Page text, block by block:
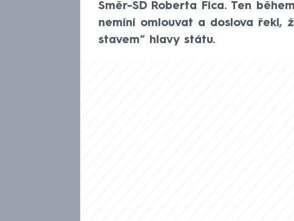
Směr-SD Roberta Fica. Ten
nemíní omlouvat a doslova řekl,
stavem“ hlavy státu.